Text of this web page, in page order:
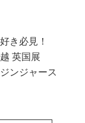
き必見！
英国展
ンジャース